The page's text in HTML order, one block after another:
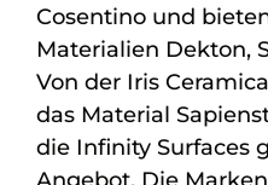
Cosentino und
Materialien Dekton,
Von der Iris
das Material
die Infinity Surfaces